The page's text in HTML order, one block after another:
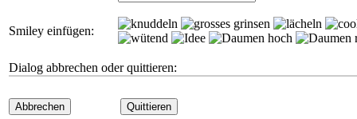
Smiley einfügen:
Dialog abbrechen oder quittieren:
Abbrechen Quittieren